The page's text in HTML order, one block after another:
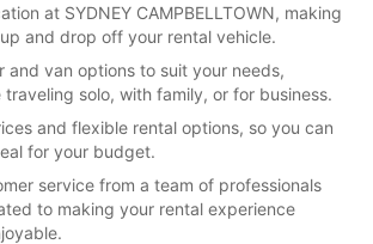
at SYDNEY CAMPBELLTOWN, making
and drop off your rental vehicle.
and van options to suit your needs,
solo, with family, or for business.
and flexible rental options, so you can
for your budget.
service from a team of professionals
to making your rental experience